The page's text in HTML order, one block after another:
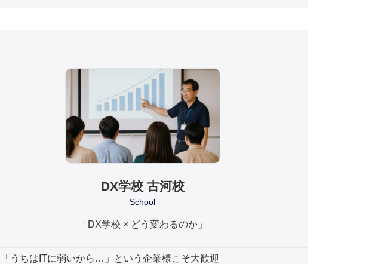
DX学校 古河校
School
「DX学校 × どう変わるのか」
「うちはITに弱いから…」という企業様こそ大歓迎